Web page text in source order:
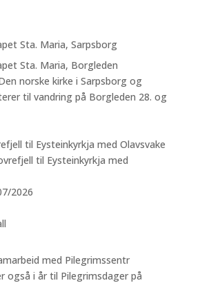
Sta. Maria, Sarpsborg
Sta. Maria, Borgleden
norske kirke i Sarpsborg og
til vandring på Borgleden 28. og
til Eysteinkyrkja med Olavsvake
2026
med Pilegrimssentr
også i år til Pilegrimsdager på